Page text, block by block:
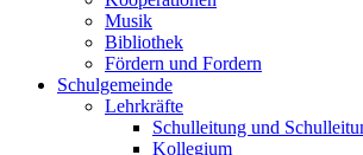
Musik
Bibliothek
Fördern und Fordern
Schulgemeinde
Lehrkräfte
Schulleitung und
Kollegium